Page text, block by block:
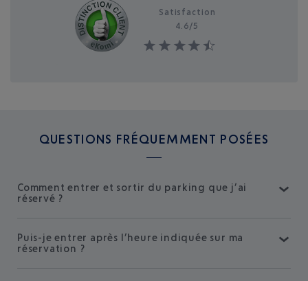
Satisfaction
4.6/5
QUESTIONS FRÉQUEMMENT POSÉES
Comment entrer et sortir du parking que j’ai
réservé ?
Puis-je entrer après l’heure indiquée sur ma
réservation ?